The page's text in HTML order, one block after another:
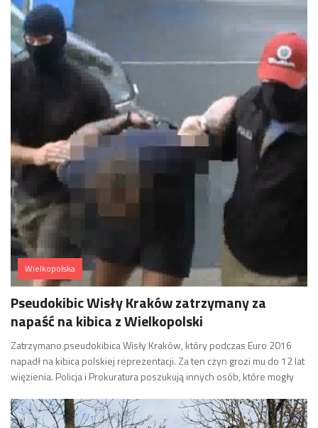
Wielkopolska
Pseudokibic Wisły Kraków zatrzymany za
napaść na kibica z Wielkopolski
Zatrzymano pseudokibica Wisły Kraków, który podczas Euro 2016
napadł na kibica polskiej reprezentacji. Za ten czyn grozi mu do 12 lat
więzienia. Policja i Prokuratura poszukują innych osób, które mogły